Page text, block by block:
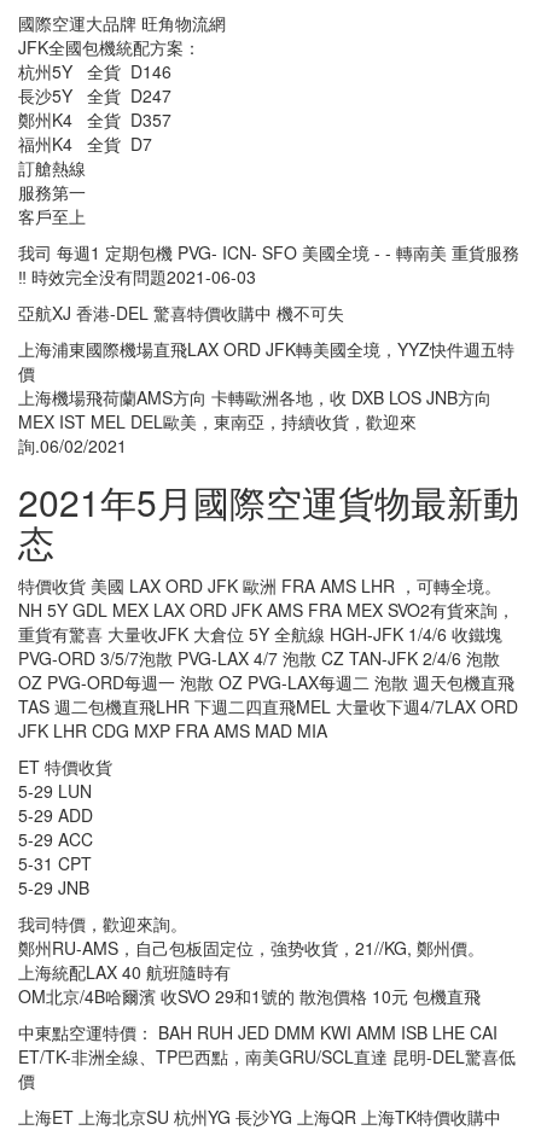
國際空運大品牌 旺角物流網
JFK全國包機統配方案：
杭州5Y 全貨 D146
長沙5Y 全貨 D247
鄭州K4 全貨 D357
福州K4 全貨 D7
訂艙熱線
服務第一
客戶至上
我司 每週1 定期包機 PVG- ICN- SFO 美國全境 - - 轉南美 重貨服務
‼️ 時效完全没有問題2021-06-03
亞航XJ 香港-DEL 驚喜特價收購中 機不可失
上海浦東國際機場直飛LAX ORD JFK轉美國全境，YYZ快件週五特
價
上海機場飛荷蘭AMS方向 卡轉歐洲各地，收 DXB LOS JNB方向
MEX IST MEL DEL歐美，東南亞，持續收貨，歡迎來
詢.06/02/2021
2021年5月國際空運貨物最新動
态
特價收貨 美國 LAX ORD JFK 歐洲 FRA AMS LHR ，可轉全境。
NH 5Y GDL MEX LAX ORD JFK AMS FRA MEX SVO2有貨來詢，
重貨有驚喜 大量收JFK 大倉位 5Y 全航線 HGH-JFK 1/4/6 收鐵塊
PVG-ORD 3/5/7泡散 PVG-LAX 4/7 泡散 CZ TAN-JFK 2/4/6 泡散
OZ PVG-ORD每週一 泡散 OZ PVG-LAX每週二 泡散 週天包機直飛
TAS 週二包機直飛LHR 下週二四直飛MEL 大量收下週4/7LAX ORD
JFK LHR CDG MXP FRA AMS MAD MIA
ET 特價收貨
5-29 LUN
5-29 ADD
5-29 ACC
5-31 CPT
5-29 JNB
我司特價，歡迎來詢。
鄭州RU-AMS，自己包板固定位，強势收貨，21//KG, 鄭州價。
上海統配LAX 40 航班隨時有
OM北京/4B哈爾濱 收SVO 29和1號的 散泡價格 10元 包機直飛
中東點空運特價： BAH RUH JED DMM KWI AMM ISB LHE CAI
ET/TK-非洲全線、TP巴西點，南美GRU/SCL直達 昆明-DEL驚喜低
價
上海ET 上海北京SU 杭州YG 長沙YG 上海QR 上海TK特價收購中